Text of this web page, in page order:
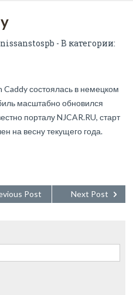
nissanstospb - В категории:
состоялась в немецком
масштабно обновился
порталу NJCAR.RU, старт
на весну текущего года.
Next Post
Post